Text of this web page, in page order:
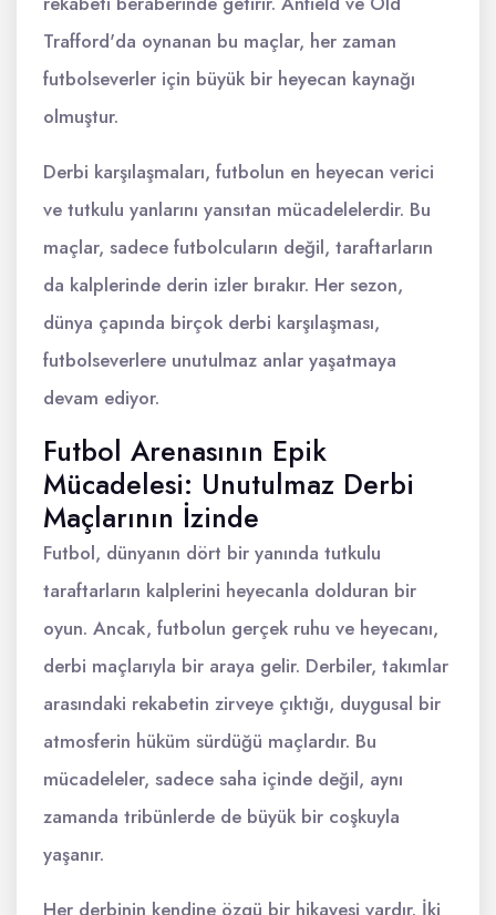
Trafford'da oynanan bu maçlar, her zaman
futbolseverler için büyük bir heyecan kaynağı
olmuştur.
Derbi karşılaşmaları, futbolun en heyecan verici
ve tutkulu yanlarını yansıtan mücadelelerdir. Bu
maçlar, sadece futbolcuların değil, taraftarların
da kalplerinde derin izler bırakır. Her sezon,
dünya çapında birçok derbi karşılaşması,
futbolseverlere unutulmaz anlar yaşatmaya
devam ediyor.
Futbol Arenasının Epik
Mücadelesi: Unutulmaz Derbi
Maçlarının İzinde
Futbol, dünyanın dört bir yanında tutkulu
taraftarların kalplerini heyecanla dolduran bir
oyun. Ancak, futbolun gerçek ruhu ve heyecanı,
derbi maçlarıyla bir araya gelir. Derbiler, takımlar
arasındaki rekabetin zirveye çıktığı, duygusal bir
atmosferin hüküm sürdüğü maçlardır. Bu
mücadeleler, sadece saha içinde değil, aynı
zamanda tribünlerde de büyük bir coşkuyla
yaşanır.
Her derbinin kendine özgü bir hikayesi vardır. İki